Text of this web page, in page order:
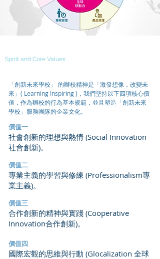
Spirit and Core Values
「創新未來學校」 的辦校精神是「激發想像，改變未
來」( Learning Inspiring )，我們堅持以下四項核心價
值，作為辦校的行為基本規範，並且塑造「創新未來
學校」服務團隊的企業文化。
價值一
社會創新的理想與熱情 (Social Innovation
社會創新)。
價值二
專業主義的學習與修練 (Professionalism專
業主義)。
價值三
合作創新的精神與實踐 (Cooperative
Innovation合作創新)。
價值四
國際宏觀的思維與行動 (Glocalization 全球